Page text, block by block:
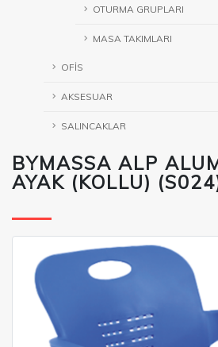
OTURMA GRUPLARI
MASA TAKIMLARI
OFİS
AKSESUAR
SALINCAKLAR
BYMASSA ALP
AYAK (KOLLU)